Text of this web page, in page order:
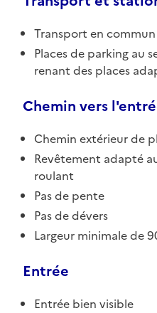
Transport en
Places de parking au
renant des places
Chemin vers
Chemin extérieur de
Revêtement adapté
roulant
Pas de pente
Pas de dévers
Largeur minimale de
Entrée
Entrée bien visible